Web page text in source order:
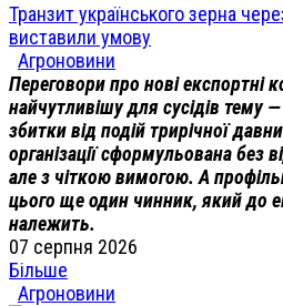
Транзит українського зерна
виставили умову
Агроновини
Переговори про нові експортні
найчутливішу для сусідів тему
збитки від подій трирічної
організації сформульована без
але з чіткою вимогою. А
цього ще один чинник, який до
належить.
07 серпня 2026
Більше
Агроновини